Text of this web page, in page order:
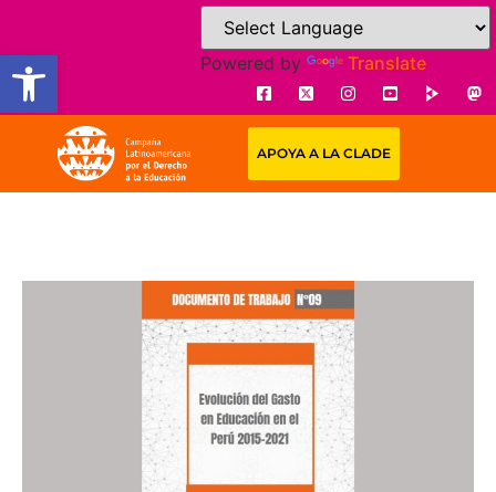
Open toolbarPowered by Translate
APOYA A LA CLADE